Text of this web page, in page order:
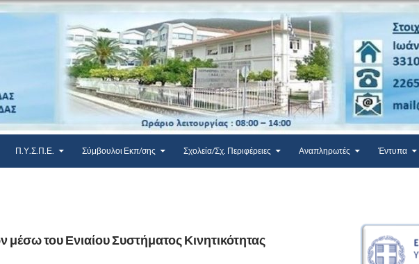
Π.Υ.Σ.Π.Ε. Σύμβουλοι Εκπ/σης Σχολεία/Σχ. Περιφέρειες Αναπληρωτές Έντυπα
του Ενιαίου Συστήματος Κινητικότητας